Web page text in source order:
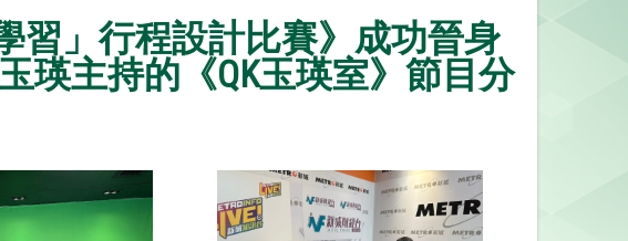
習」行程設計比賽》成功晉身
瑛主持的《QK玉瑛室》節目分